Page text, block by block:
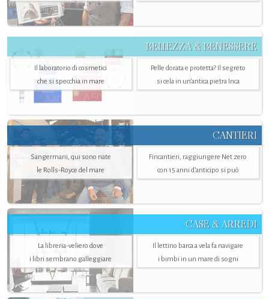
BELLEZZA & BENESSERE
Il laboratorio di cosmetici
che si specchia in mare
Pelle dorata e protetta? Il segreto
si cela in un’antica pietra Inca
CANTIERI
Sangermani, qui sono nate
le Rolls-Royce del mare
Fincantieri, raggiungere Net zero
con 15 anni d'anticipo si può
CASE & ARREDI
La libreria-veliero dove
i libri sembrano galleggiare
Il lettino barca a vela fa navigare
i bimbi in un mare di sogni